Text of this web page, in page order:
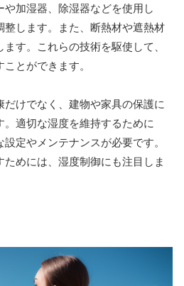
加湿器、除湿器などを使用し
整します。また、断熱材や遮熱材
す。これらの技術を駆使して、
とができます。
けでなく、建物や家具の保護に
。適切な湿度を維持するために
定やメンテナンスが必要です。
めには、湿度制御にも注目しま